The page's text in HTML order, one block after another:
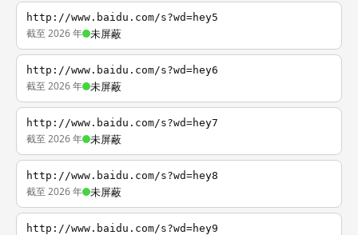
http://www.baidu.com/s?wd=hey5
截至 2026 年 未屏蔽
http://www.baidu.com/s?wd=hey6
截至 2026 年 未屏蔽
http://www.baidu.com/s?wd=hey7
截至 2026 年 未屏蔽
http://www.baidu.com/s?wd=hey8
截至 2026 年 未屏蔽
http://www.baidu.com/s?wd=hey9